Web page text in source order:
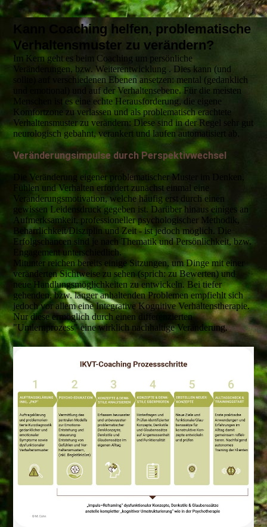
Kann Coaching helfen, problematische
Verhaltensmuster zu verändern?
Im Kern geht es beim Coaching um persönliche
Veränderungen, bzw. Weiterentwicklung . Dies kann (und
sollte) auf verschiedenen Ebenen ansetzen: mental (gedanklich
und emotional) und auf der Verhaltensebene. Für die meisten
Menschen ist es eine echte Herausforderung, die eigene
Komfortzone zu verlassen und als problematisch erachtete
Verhaltensmuster zu verändern: Diese sind in der Regel sehr gut
neurologisch gebahnt, verankert und laufen automatisiert ab.
Veränderungsimpulse durch Perspektivwechsel
Die Veränderung eigener problematischer Muster im Denken,
Fühlen und Verhalten erfordert zunächst einmal eine
Veränderungsmotivation, welche häufig erst durch einen
gewissen Leidensdruck gegeben ist. Darüber hinaus einiges an
Aufmerksamkeit, professioneller psychologischer Methodik,
Beharrlichkeit/Disziplin und Zeit - ist jedoch möglich. Die
Erfolgschancen sind je nach Thematik und Persönlichkeit, bzw.
Engagement unterschiedlich.
Mitunter reichen bereits einige Sitzungen, um Dinge mit einer
veränderten Sichtweise zu sehen (sprich: zu Bewerten) und
neue Handlungsmöglichkeiten zu entwickeln. Bei tiefer
gehenden, bzw. länger anhaltenden Problemen empfiehlt sich
jedoch vor allem eine Integrative Kognitive Verhaltenstherapie.
Nur diese ermöglich durch einen differenzierten
"Umlernprozess" eine wirklich nachhaltige Veränderung.